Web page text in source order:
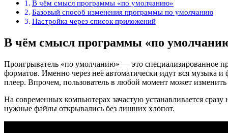
В чём смысл программы «по умолчанию»
Базовый способ изменения программы по умолчанию
Настройка через список приложений
В чём смысл программы «по
Проигрыватель «по умолчанию» — это специализированное
форматов. Именно через неё автоматически идут вся музыка
плеер. Впрочем, пользователь в любой момент может изменить
На современных компьютерах зачастую устанавливается
нужные файлы открывались без лишних хлопот.